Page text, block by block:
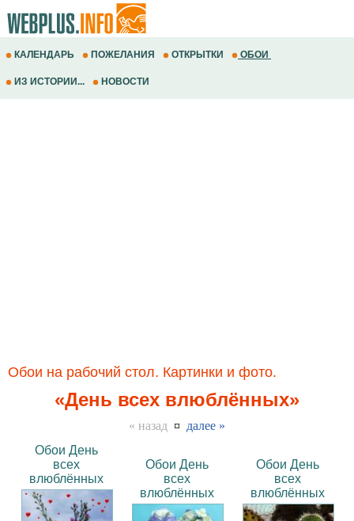
КАЛЕНДАРЬ ПОЖЕЛАНИЯ ОТКРЫТКИ ОБОИ
ИЗ ИСТОРИИ... НОВОСТИ
Обои на рабочий стол. Картинки и фото.
«День всех влюблённых»
« назад ¤ далее »
Обои День
всех
влюблённых
Обои День
всех
влюблённых
Обои День
всех
влюблённых